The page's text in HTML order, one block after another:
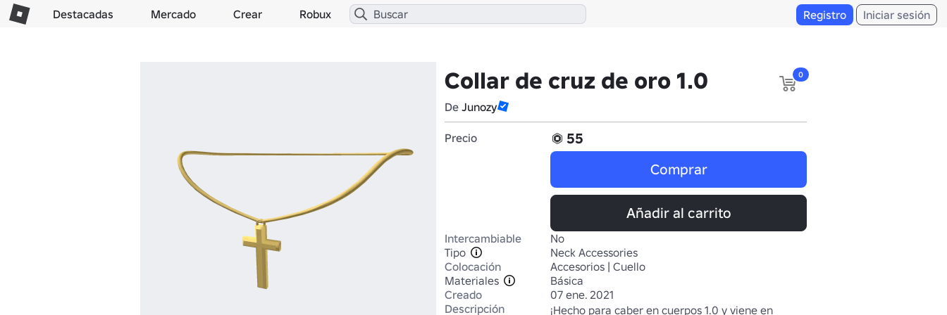
Destacadas Mercado Crear Robux Registro Iniciar sesión
Collar de cruz de oro 1.0
De Junozy
0
Precio
55
Comprar
Añadir al carrito
Intercambiable
No
Tipo
Neck Accessories
Colocación
Accesorios | Cuello
Materiales
Básica
Creado
07 ene. 2021
Descripción
¡Hecho para caber en cuerpos 1.0 y viene en